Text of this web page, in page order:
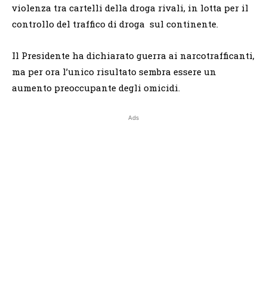
violenza tra cartelli della droga rivali, in lotta per il
controllo del traffico di droga sul continente.
Il Presidente ha dichiarato guerra ai narcotrafficanti,
ma per ora l’unico risultato sembra essere un
aumento preoccupante degli omicidi.
Ads